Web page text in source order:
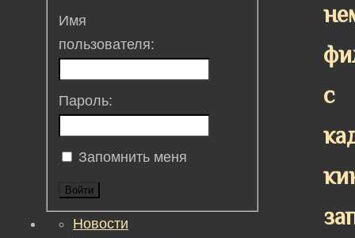
с
Имя
пользователя:
Пароль:
Запомнить меня
Войти
Новости